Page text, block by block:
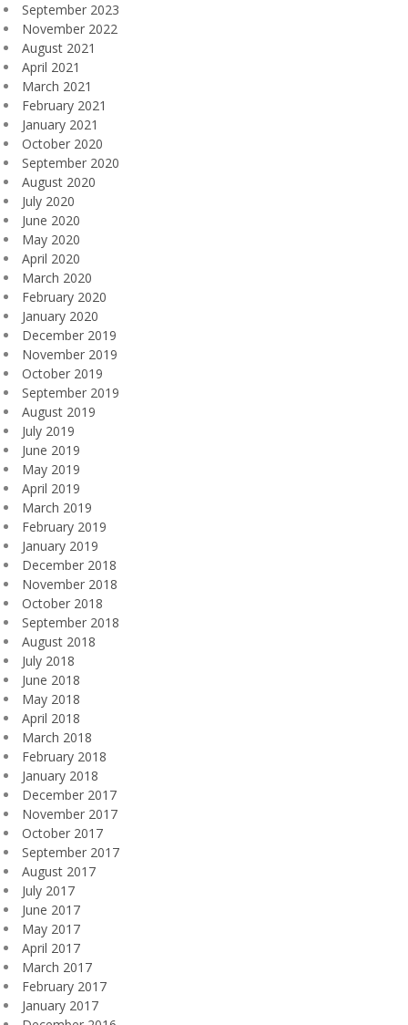
September 2023
November 2022
August 2021
April 2021
March 2021
February 2021
January 2021
October 2020
September 2020
August 2020
July 2020
June 2020
May 2020
April 2020
March 2020
February 2020
January 2020
December 2019
November 2019
October 2019
September 2019
August 2019
July 2019
June 2019
May 2019
April 2019
March 2019
February 2019
January 2019
December 2018
November 2018
October 2018
September 2018
August 2018
July 2018
June 2018
May 2018
April 2018
March 2018
February 2018
January 2018
December 2017
November 2017
October 2017
September 2017
August 2017
July 2017
June 2017
May 2017
April 2017
March 2017
February 2017
January 2017